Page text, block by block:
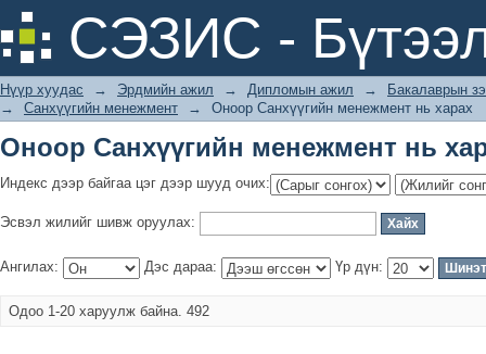
СЭЗИС -
Оноор Санхүүгийн менежмент нь
Нүүр хуудас → Эрдмийн ажил → Дипломын ажил →
Бакалаврын
→
Санхүүгийн менежмент → Оноор Санхүүгийн менежмент нь харах
Оноор Санхүүгийн менежмент нь
Индекс дээр байгаа цэг дээр шууд очих:
Эсвэл жилийг шивж оруулах:
Ангилах: Дэс дараа: Үр дүн:
Одоо 1-20 харуулж байна. 492